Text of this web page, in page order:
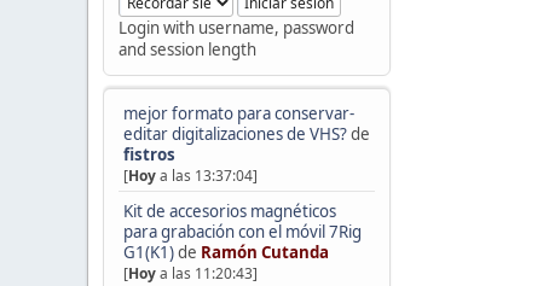
Login with username, password
and session length
mejor formato para conservar-
editar digitalizaciones de VHS?de
fistros
[Hoya las 13:37:04]
Kit de accesorios magnéticos
para grabación con el móvil 7Rig
G1(K1)de Ramón Cutanda
[Hoya las 11:20:43]